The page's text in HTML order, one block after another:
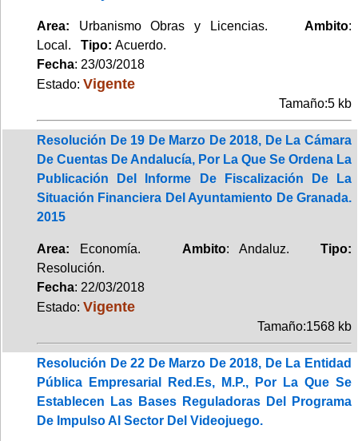
Area: Urbanismo Obras y Licencias. Ambito:
Local. Tipo: Acuerdo.
Fecha: 23/03/2018
Estado: Vigente
Tamaño:5 kb
Resolución De 19 De Marzo De 2018, De La Cámara
De Cuentas De Andalucía, Por La Que Se Ordena La
Publicación Del Informe De Fiscalización De La
Situación Financiera Del Ayuntamiento De Granada.
2015
Area: Economía. Ambito: Andaluz. Tipo:
Resolución.
Fecha: 22/03/2018
Estado: Vigente
Tamaño:1568 kb
Resolución De 22 De Marzo De 2018, De La Entidad
Pública Empresarial Red.Es, M.P., Por La Que Se
Establecen Las Bases Reguladoras Del Programa
De Impulso Al Sector Del Videojuego.